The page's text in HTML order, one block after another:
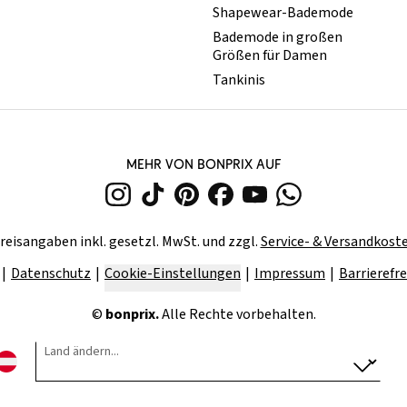
Shapewear-Bademode
Bademode in großen
Größen für Damen
Tankinis
MEHR VON BONPRIX AUF
inkl. gesetzl. MwSt. und zzgl.Service- &
Datenschutz Cookie-Einstellungen Impressum
© bonprix.Alle Rechte vorbehalten.
Land ändern...